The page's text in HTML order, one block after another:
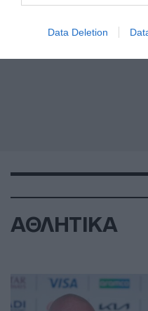
Data Deletion
ΑΘΛΗΤΙΚΑ